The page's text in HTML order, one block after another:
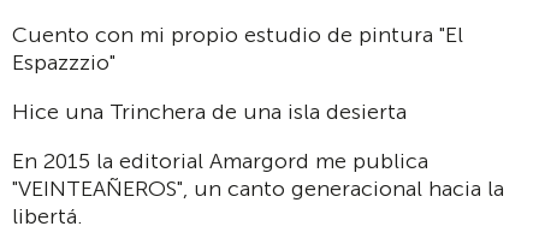
Cuento con mi propio estudio de pintura "El
Espazzzio"
Hice una Trinchera de una isla desierta
En 2015 la editorial Amargord me publica
"VEINTEAÑEROS", un canto generacional hacia la
libertá.